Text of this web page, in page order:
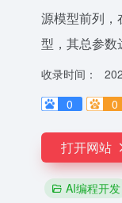
源模型前列，
型，其总参数
收录时间：
0
0
打开网站
AI编程开发